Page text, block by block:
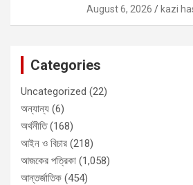
August 6, 2026 kazi
Categories
Uncategorized (22)
অন্যান্য (6)
অর্থনীতি(168)
আইন ও বিচার (218)
আজকের পত্রিকা (1,058)
আন্তর্জাতিক (454)